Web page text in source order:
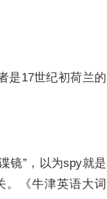
是17世纪初荷兰的
镜”，以为spy就是
。《牛津英语大词